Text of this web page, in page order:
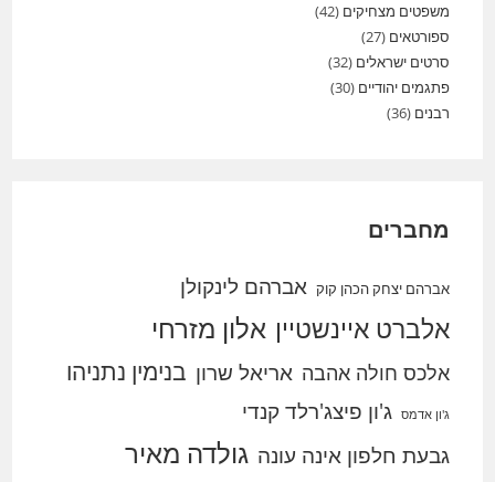
משפטים מצחיקים (42)
ספורטאים (27)
סרטים ישראלים (32)
פתגמים יהודיים (30)
רבנים (36)
מחברים
אברהם יצחק הכהן קוק אברהם לינקולן
אלברט איינשטיין אלון מזרחי
אלכס חולה אהבה אריאל שרון בנימין נתניהו
ג'ון אדמס ג'ון פיצג'רלד קנדי
גבעת חלפון אינה עונה גולדה מאיר